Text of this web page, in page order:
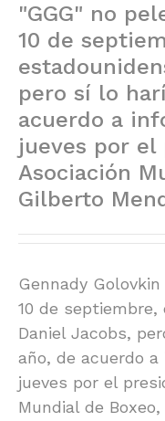
"GGG" no
10 de
pero sí lo
acuerdo a
jueves por
Asociación
Gilberto
Gennady
10 de
Daniel Jacobs,
año, de acuerdo
jueves por el
Mundial de